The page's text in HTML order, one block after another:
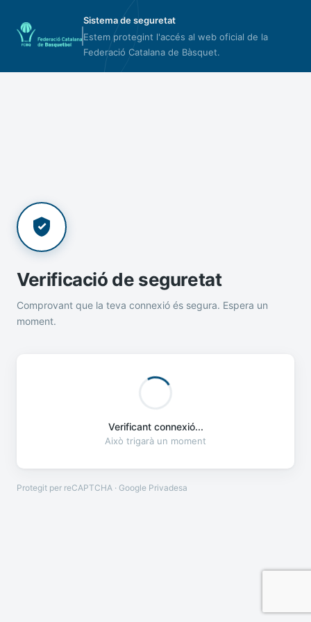
Sistema de seguretat
Estem protegint l'accés al web oficial de la
Federació Catalana de Bàsquet.
Verificació de seguretat
Comprovant que la teva connexió és segura. Espera un
moment.
Verificant connexió...
Això trigarà un moment
Protegit per reCAPTCHA · Google Privadesa